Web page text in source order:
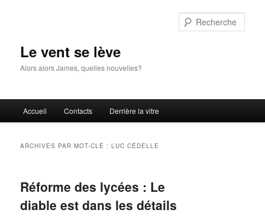
Le vent se lève
Alors alors James, quelles nouvelles?
principal
Accueil Contacts Derrière la vitre
ARCHIVES PAR MOT-CLÉ :LUC CÉDELLE
Réforme des lycées : Le
diable est dans les détails